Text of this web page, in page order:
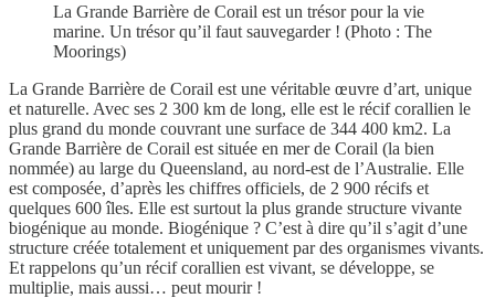
La Grande Barrière de Corail est un trésor pour la vie
marine. Un trésor qu’il faut sauvegarder ! (Photo : The
Moorings)
La Grande Barrière de Corail est une véritable œuvre d’art, unique
et naturelle. Avec ses 2 300 km de long, elle est le récif corallien le
plus grand du monde couvrant une surface de 344 400 km2. La
Grande Barrière de Corail est située en mer de Corail (la bien
nommée) au large du Queensland, au nord-est de l’Australie. Elle
est composée, d’après les chiffres officiels, de 2 900 récifs et
quelques 600 îles. Elle est surtout la plus grande structure vivante
biogénique au monde. Biogénique ? C’est à dire qu’il s’agit d’une
structure créée totalement et uniquement par des organismes vivants.
Et rappelons qu’un récif corallien est vivant, se développe, se
multiplie, mais aussi… peut mourir !